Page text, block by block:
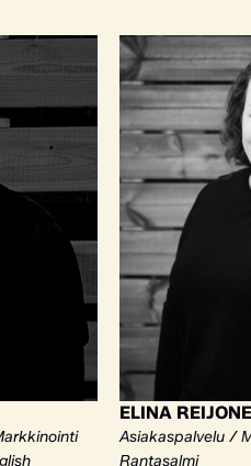
ELINA
Asiakaspalvelu /
Rantasalmi